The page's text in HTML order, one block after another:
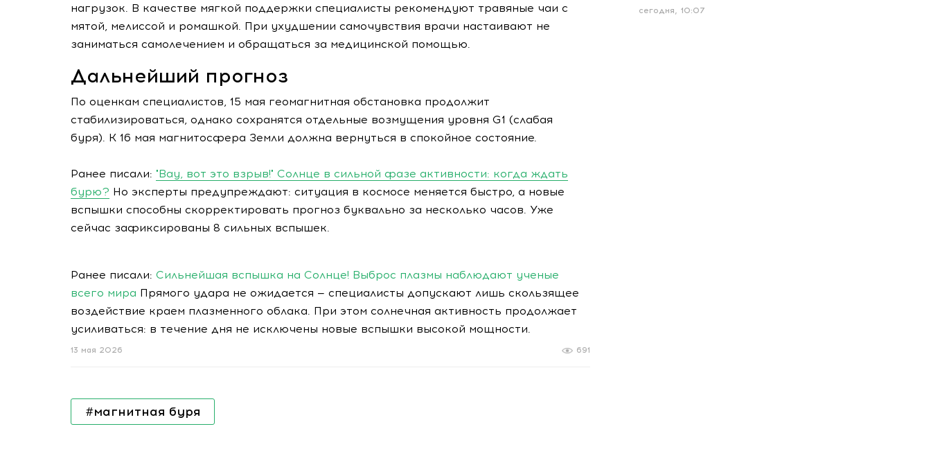
нагрузок. В качестве мягкой поддержки специалисты рекомендуют травяные чаи с
мятой, мелиссой и ромашкой. При ухудшении самочувствия врачи настаивают не
заниматься самолечением и обращаться за медицинской помощью.
Дальнейший прогноз
По оценкам специалистов, 15 мая геомагнитная обстановка продолжит
стабилизироваться, однако сохранятся отдельные возмущения уровня G1 (слабая
буря). К 16 мая магнитосфера Земли должна вернуться в спокойное состояние.
Ранее писали: "Вау, вот это взрыв!" Солнце в сильной фазе активности: когда ждать
бурю? Но эксперты предупреждают: ситуация в космосе меняется быстро, а новые
вспышки способны скорректировать прогноз буквально за несколько часов. Уже
сейчас зафиксированы 8 сильных вспышек.
Ранее писали: Сильнейшая вспышка на Солнце! Выброс плазмы наблюдают ученые
всего мира Прямого удара не ожидается — специалисты допускают лишь скользящее
воздействие краем плазменного облака. При этом солнечная активность продолжает
усиливаться: в течение дня не исключены новые вспышки высокой мощности.
691
13 мая 2026
#магнитная буря
сегодня, 10:07